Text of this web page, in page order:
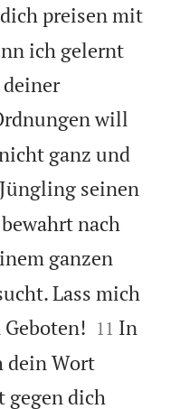
preisen mit
ich gelernt
will
ganz und
seinen
nach
ganzen
Lass mich


11 In
dein Wort
dich